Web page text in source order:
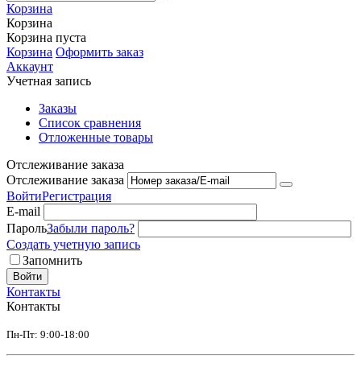
Корзина
Корзина
Корзина пуста
Корзина Оформить заказ
Аккаунт
Учетная запись
Заказы
Список сравнения
Отложенные товары
Отслеживание заказа
Отслеживание заказа
ВойтиРегистрация
E-mail
ПарольЗабыли пароль?
Создать учетную запись
Запомнить
Войти
Контакты
Контакты
Пн-Пт: 9:00-18:00